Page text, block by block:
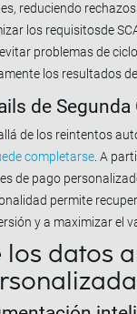
reduciendo
los requisitosde
problemas de
los resultados
de
de los reintentos
completarse . A
de pago
permite
y a maximizar el
los datos